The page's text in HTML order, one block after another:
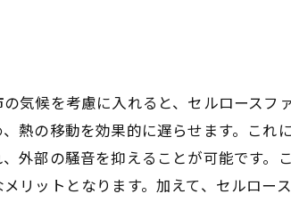
気候を考慮に入れると、セルロースフ
熱の移動を効果的に遅らせます。これ
外部の騒音を抑えることが可能です。
リットとなります。加えて、セルロー